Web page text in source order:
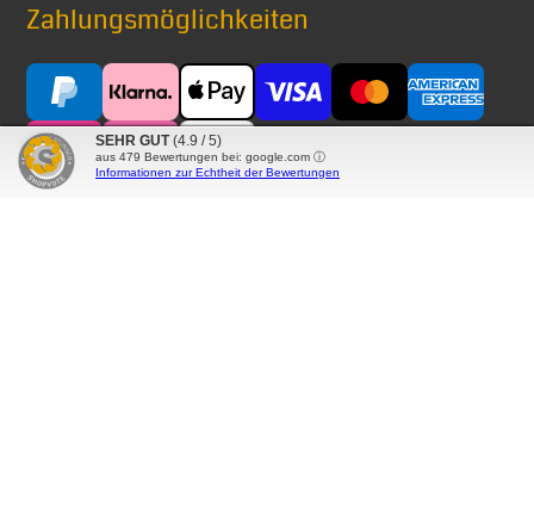
Zahlungsmöglichkeiten
Versand mit
SEHR GUT (4.9 / 5)
aus 479 Bewertungen bei: google.com ⓘ
Informationen zur Echtheit der Bewertungen